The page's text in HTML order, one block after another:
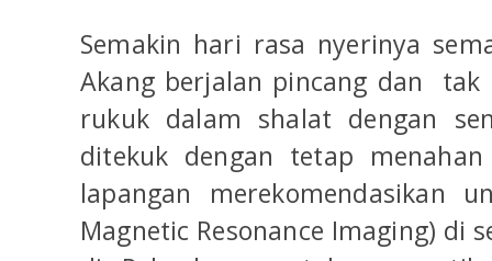
Semakin hari rasa nyerinya
Akang berjalan pincang dan tak
rukuk dalam shalat dengan
ditekuk dengan tetap
lapangan merekomendasikan
Magnetic Resonance Imaging) di